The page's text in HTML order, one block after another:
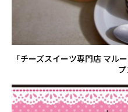
「チーズスイーツ専門店 マル
プ